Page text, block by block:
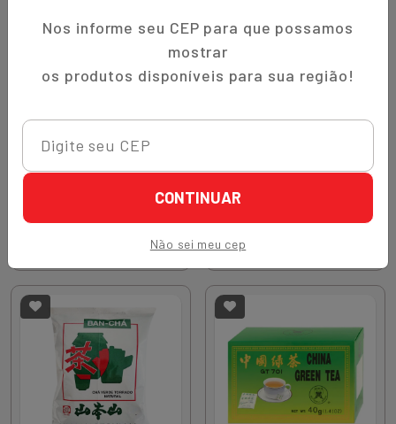
Nos informe seu CEP para que possamos
mostrar
os produtos disponíveis para sua região!
CONTINUAR
Não sei meu cep
INTEGR GUENMAICHA
FUJIAN 40G 20 SACHES
Adicionar Quantidade
Comprar
YAMAMOTOYAMA 15ENV
22G
R$ 12,50
Diminuir Quantidade